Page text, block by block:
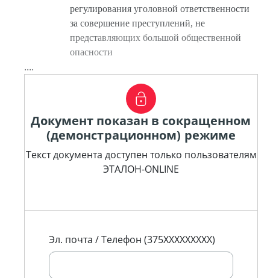
регулирования уголовной ответственности
за совершение преступлений, не
представляющих большой общественной
опасности
....
Документ показан в сокращенном
(демонстрационном) режиме
Текст документа доступен только пользователям
ЭТАЛОН-ONLINE
Эл. почта / Телефон (375XXXXXXXXX)